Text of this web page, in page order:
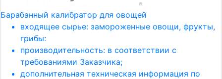
Барабанный калибратор для овощей
входящее сырье: замороженные овощи, фрукты,
грибы:
производительность: в соответствии с
требованиями Заказчика;
дополнительная техническая информация по